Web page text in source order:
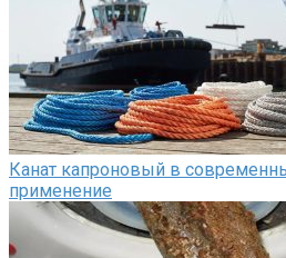
Канат капроновый в
применение